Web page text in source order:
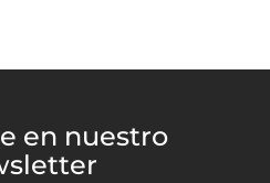
en nuestro